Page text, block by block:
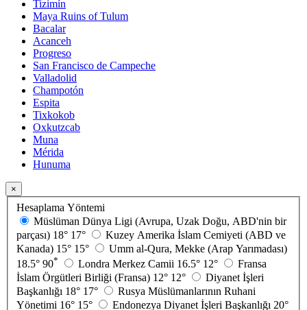
Tizimín
Maya Ruins of Tulum
Bacalar
Acanceh
Progreso
San Francisco de Campeche
Valladolid
Champotón
Espita
Tixkokob
Oxkutzcab
Muna
Mérida
Hunuma
×
Hesaplama Yöntemi
Müslüman Dünya Ligi (Avrupa, Uzak Doğu, ABD'nin bir
parçası) 18° 17°
Kuzey Amerika İslam Cemiyeti (ABD ve
Kanada) 15° 15°
Umm al-Qura, Mekke (Arap Yarımadası)
18.5° 90* Londra Merkez Camii 16.5° 12°
Fransa
İslam Örgütleri Birliği (Fransa) 12° 12°
Diyanet İşleri
Başkanlığı 18° 17°
Rusya Müslümanlarının Ruhani
Yönetimi 16° 15° Endonezya Diyanet İşleri Başkanlığı 20°